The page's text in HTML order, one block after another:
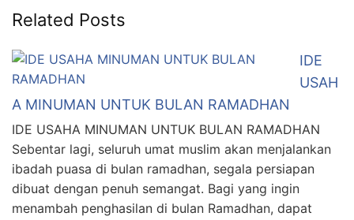
Related Posts
IDE
USAH
A MINUMAN UNTUK BULAN RAMADHAN
IDE USAHA MINUMAN UNTUK BULAN RAMADHAN
Sebentar lagi, seluruh umat muslim akan menjalankan
ibadah puasa di bulan ramadhan, segala persiapan
dibuat dengan penuh semangat. Bagi yang ingin
menambah penghasilan di bulan Ramadhan, dapat